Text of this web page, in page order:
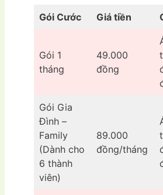
Gói Cước Giá tiền
Gói 1
tháng
49.000
đồng
Gói Gia
Đình –
Family
(Dành cho
6 thành
viên)
89.000
đồng/tháng